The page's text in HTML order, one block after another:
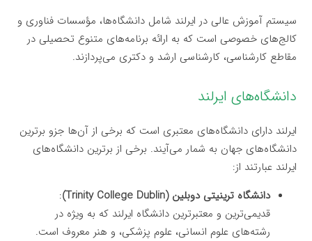
سیستم آموزش عالی در ایرلند شامل دانشگاه‌ها، مؤسسات فناوری و
کالج‌های خصوصی است که به ارائه برنامه‌های متنوع تحصیلی در
مقاطع کارشناسی، کارشناسی ارشد و دکتری می‌پردازند.
دانشگاه‌های ایرلند
ایرلند دارای دانشگاه‌های معتبری است که برخی از آن‌ها جزو برترین
دانشگاه‌های جهان به شمار می‌آیند. برخی از برترین دانشگاه‌های
ایرلند عبارتند از:
دانشگاه ترینیتی دوبلین (Trinity College Dublin)
:
قدیمی‌ترین و معتبرترین دانشگاه ایرلند که به ویژه در
رشته‌های علوم انسانی، علوم پزشکی، و هنر معروف است.